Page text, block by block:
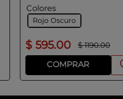
Colores
Rojo Oscuro
$ 595.00 $ 1190.00
COMPRAR